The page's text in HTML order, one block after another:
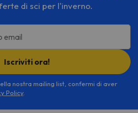
di sci per l'inverno.
email
Iscriviti ora!
nostra mailing list, confermi di aver
Policy.